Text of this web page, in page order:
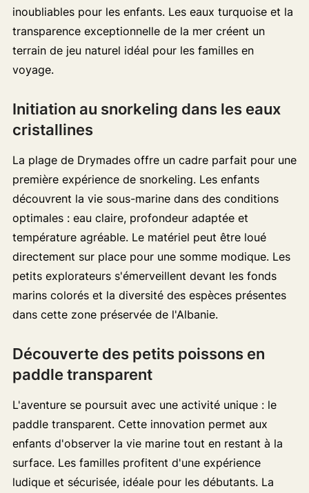
inoubliables pour les enfants. Les eaux turquoise et la
transparence exceptionnelle de la mer créent un
terrain de jeu naturel idéal pour les familles en
voyage.
Initiation au snorkeling dans les eaux
cristallines
La plage de Drymades offre un cadre parfait pour une
première expérience de snorkeling. Les enfants
découvrent la vie sous-marine dans des conditions
optimales : eau claire, profondeur adaptée et
température agréable. Le matériel peut être loué
directement sur place pour une somme modique. Les
petits explorateurs s'émerveillent devant les fonds
marins colorés et la diversité des espèces présentes
dans cette zone préservée de l'Albanie.
Découverte des petits poissons en
paddle transparent
L'aventure se poursuit avec une activité unique : le
paddle transparent. Cette innovation permet aux
enfants d'observer la vie marine tout en restant à la
surface. Les familles profitent d'une expérience
ludique et sécurisée, idéale pour les débutants. La